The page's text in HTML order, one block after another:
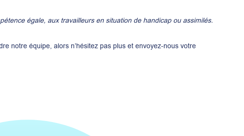
égale, aux travailleurs en situation de handicap ou assimilés.
notre équipe, alors n’hésitez pas plus et envoyez-nous votre